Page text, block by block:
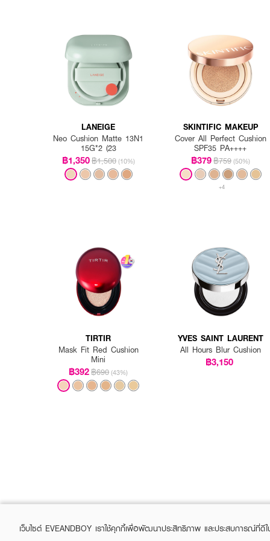
LANEIGE
Neo Cushion Matte 13N1
15G*2 (23
฿1,350฿1,500 (10%)
SKINTIFIC MAKEUP
Cover All Perfect Cushion
SPF35 PA++++
฿379฿759 (50%)
+4
TIRTIR
Mask Fit Red Cushion
Mini
฿392฿690 (43%)
YVES SAINT LAURENT
All Hours Blur Cushion
฿3,150
เว็บไซต์ EVEANDBOY เราใช้คุกกี้เพื่อพัฒนาประสิทธิภาพ และประสบการณ์ที่